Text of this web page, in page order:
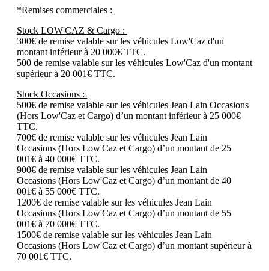
*Remises commerciales :
Stock LOW'CAZ & Cargo :
300€ de remise valable sur les véhicules Low'Caz d'un
montant inférieur à 20 000€ TTC.
500 de remise valable sur les véhicules Low'Caz d'un montant
supérieur à 20 001€ TTC.
Stock Occasions :
500€ de remise valable sur les véhicules Jean Lain Occasions
(Hors Low'Caz et Cargo) d’un montant inférieur à 25 000€
TTC.
700€ de remise valable sur les véhicules Jean Lain
Occasions (Hors Low'Caz et Cargo) d’un montant de 25
001€ à 40 000€ TTC.
900€ de remise valable sur les véhicules Jean Lain
Occasions (Hors Low'Caz et Cargo) d’un montant de 40
001€ à 55 000€ TTC.
1200€ de remise valable sur les véhicules Jean Lain
Occasions (Hors Low'Caz et Cargo) d’un montant de 55
001€ à 70 000€ TTC.
1500€ de remise valable sur les véhicules Jean Lain
Occasions (Hors Low'Caz et Cargo) d’un montant supérieur à
70 001€ TTC.